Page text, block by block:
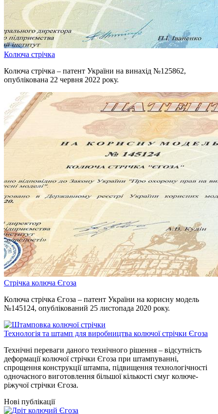
Колюча стрічка
Колюча стрічка – патент України на винахід №125862,
опублікована 22 червня 2022 року.
Стрічка колюча Єгоза
Колюча стрічка Єгоза – патент України на корисну модель
№145124, опублікований 25 листопада 2020 року.
Технологія та штамп для виробництва колючої стрічки Єгоза
Технічні переваги даного технічного рішення – відсутність
деформації колючої стрічки Єгоза при штампуванні,
спрощення конструкції штампа, підвищення технологічності
одночасного виготовлення більшої кількості смуг колюче-
ріжучої стрічки Єгоза.
Нові публікації